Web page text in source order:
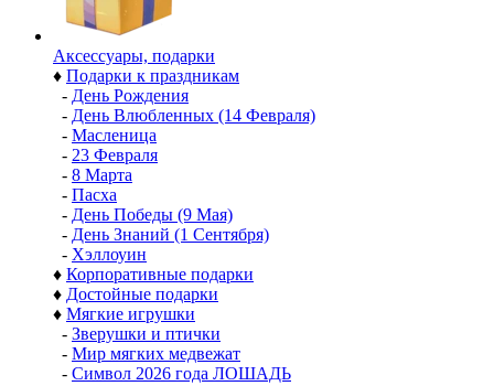
Аксессуары, подарки
♦ Подарки к праздникам
- День Рождения
- День Влюбленных (14 Февраля)
- Масленица
- 23 Февраля
- 8 Марта
- Пасха
- День Победы (9 Мая)
- День Знаний (1 Сентября)
- Хэллоуин
♦ Корпоративные подарки
♦ Достойные подарки
♦ Мягкие игрушки
- Зверушки и птички
- Мир мягких медвежат
- Символ 2026 года ЛОШАДЬ